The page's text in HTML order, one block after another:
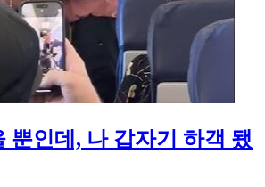
뿐인데, 나 갑자기 하객 됐